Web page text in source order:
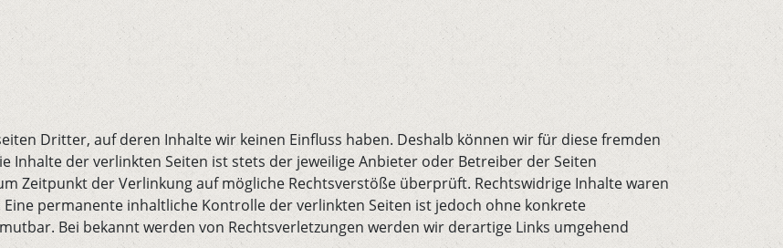
Dritter, auf deren Inhalte wir keinen Einfluss haben. Deshalb können wir für diese fremden
Inhalte der verlinkten Seiten ist stets der jeweilige Anbieter oder Betreiber der Seiten
Zeitpunkt der Verlinkung auf mögliche Rechtsverstöße überprüft. Rechtswidrige Inhalte waren
permanente inhaltliche Kontrolle der verlinkten Seiten ist jedoch ohne konkrete
Bei bekannt werden von Rechtsverletzungen werden wir derartige Links umgehend